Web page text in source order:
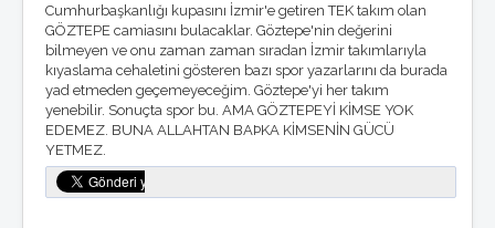
Cumhurbaşkanlığı kupasını İzmir'e getiren TEK takım olan
GÖZTEPE camiasını bulacaklar. Göztepe'nin değerini
bilmeyen ve onu zaman zaman sıradan İzmir takımlarıyla
kıyaslama cehaletini gösteren bazı spor yazarlarını da burada
yad etmeden geçemeyeceğim. Göztepe'yi her takım
yenebilir. Sonuçta spor bu. AMA GÖZTEPEYİ KİMSE YOK
EDEMEZ. BUNA ALLAHTAN BAÞKA KİMSENİN GÜCÜ
YETMEZ.